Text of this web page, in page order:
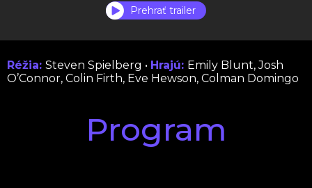
Prehrať trailer
Réžia: Steven Spielberg • Hrajú: Emily Blunt, Josh
O’Connor, Colin Firth, Eve Hewson, Colman Domingo
Program